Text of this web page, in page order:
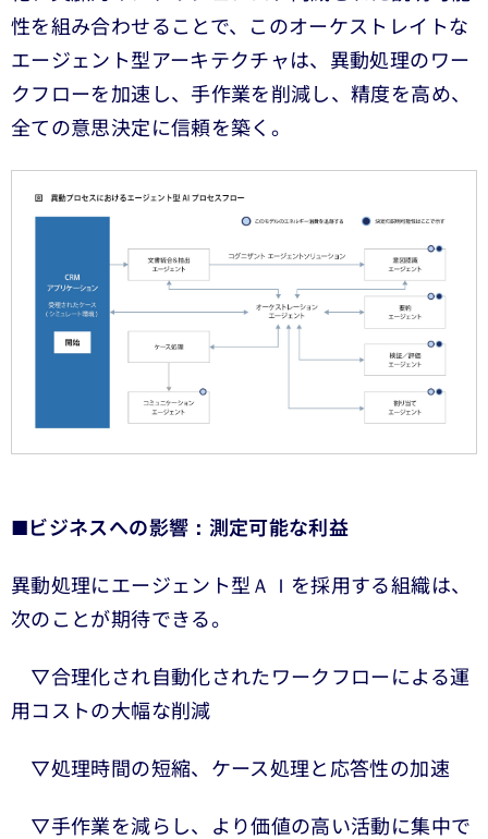
性を組み合わせることで、このオーケストレイトな
エージェント型アーキテクチャは、異動処理のワー
クフローを加速し、手作業を削減し、精度を高め、
全ての意思決定に信頼を築く。
■ ビジネスへの影響：測定可能な利益
異動処理にエージェント型ＡＩを採用する組織は、
次のことが期待できる。
▽合理化され自動化されたワークフローによる運
用コストの大幅な削減
▽処理時間の短縮、ケース処理と応答性の加速
▽手作業を減らし、より価値の高い活動に集中で